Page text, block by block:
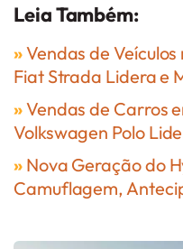
Leia Também:
»Vendas de Veículos
Fiat Strada Lidera e
»Vendas de Carros
Volkswagen Polo
» Nova Geração do
Camuflagem,